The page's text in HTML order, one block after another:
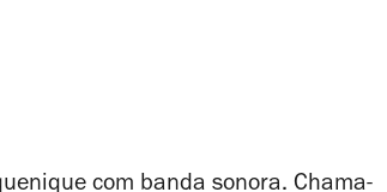
com banda sonora. Chama-